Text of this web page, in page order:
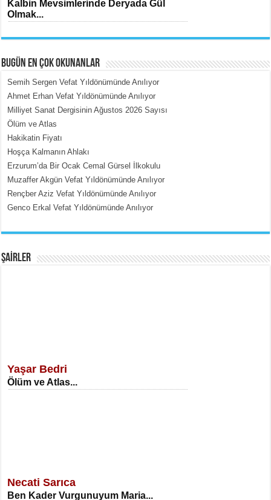
Kalbin Mevsimlerinde Deryada Gül
Olmak...
MEHMET ÇOBAN
İçerdeki Put Dışardaki Maskeler...
BUGÜN EN ÇOK OKUNANLAR
Semih Sergen Vefat Yıldönümünde Anılıyor
Ahmet Erhan Vefat Yıldönümünde Anılıyor
Milliyet Sanat Dergisinin Ağustos 2026 Sayısı
Ölüm ve Atlas
Hakikatin Fiyatı
Hoşça Kalmanın Ahlakı
Erzurum’da Bir Ocak Cemal Gürsel İlkokulu
Muzaffer Akgün Vefat Yıldönümünde Anılıyor
Rençber Aziz Vefat Yıldönümünde Anılıyor
Genco Erkal Vefat Yıldönümünde Anılıyor
ŞAİRLER
Yaşar Bedri
Ölüm ve Atlas...
Necati Sarıca
Ben Kader Vurgunuyum Maria...